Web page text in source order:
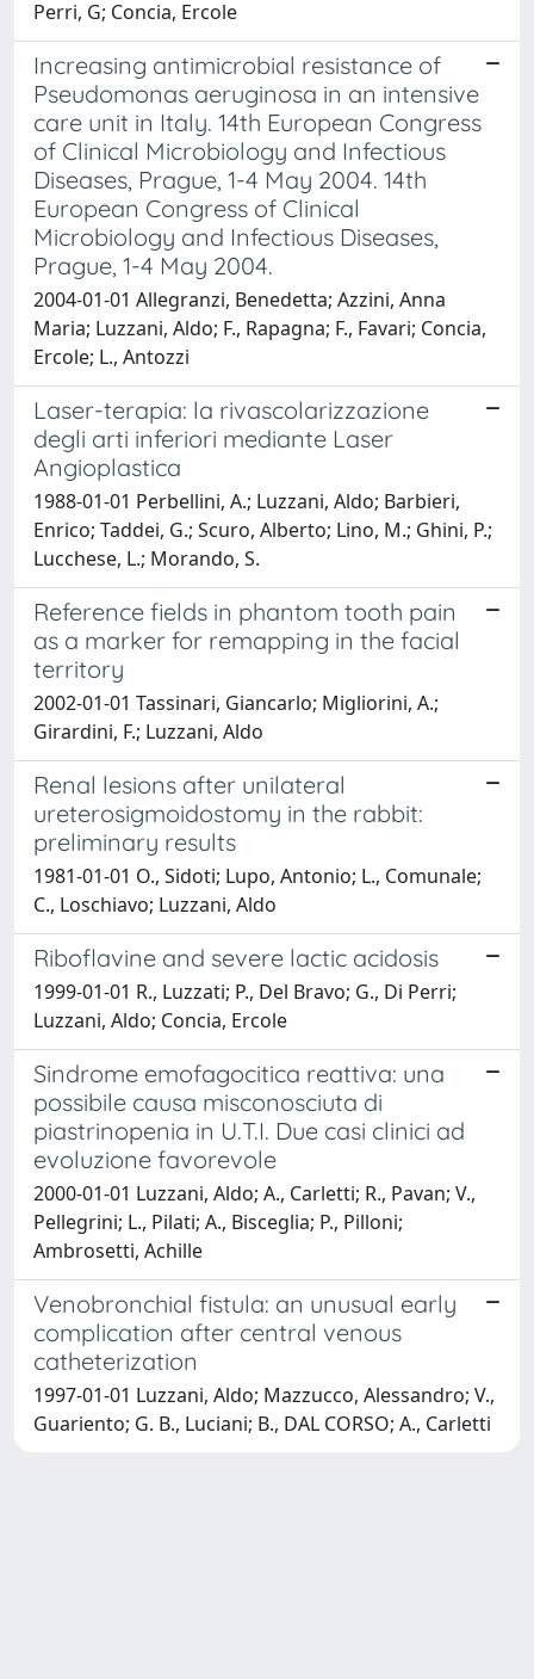
Perri, G; Concia, Ercole
Increasing antimicrobial resistance of
Pseudomonas aeruginosa in an intensive
care unit in Italy. 14th European Congress
of Clinical Microbiology and Infectious
Diseases, Prague, 1-4 May 2004. 14th
European Congress of Clinical
Microbiology and Infectious Diseases,
Prague, 1-4 May 2004.
2004-01-01 Allegranzi, Benedetta; Azzini, Anna
Maria; Luzzani, Aldo; F., Rapagna; F., Favari; Concia,
Ercole; L., Antozzi
Laser-terapia: la rivascolarizzazione
degli arti inferiori mediante Laser
Angioplastica
1988-01-01 Perbellini, A.; Luzzani, Aldo; Barbieri,
Enrico; Taddei, G.; Scuro, Alberto; Lino, M.; Ghini, P.;
Lucchese, L.; Morando, S.
Reference fields in phantom tooth pain
as a marker for remapping in the facial
territory
2002-01-01 Tassinari, Giancarlo; Migliorini, A.;
Girardini, F.; Luzzani, Aldo
Renal lesions after unilateral
ureterosigmoidostomy in the rabbit:
preliminary results
1981-01-01 O., Sidoti; Lupo, Antonio; L., Comunale;
C., Loschiavo; Luzzani, Aldo
Riboflavine and severe lactic acidosis
1999-01-01 R., Luzzati; P., Del Bravo; G., Di Perri;
Luzzani, Aldo; Concia, Ercole
Sindrome emofagocitica reattiva: una
possibile causa misconosciuta di
piastrinopenia in U.T.I. Due casi clinici ad
evoluzione favorevole
2000-01-01 Luzzani, Aldo; A., Carletti; R., Pavan; V.,
Pellegrini; L., Pilati; A., Bisceglia; P., Pilloni;
Ambrosetti, Achille
Venobronchial fistula: an unusual early
complication after central venous
catheterization
1997-01-01 Luzzani, Aldo; Mazzucco, Alessandro; V.,
Guariento; G. B., Luciani; B., DAL CORSO; A., Carletti